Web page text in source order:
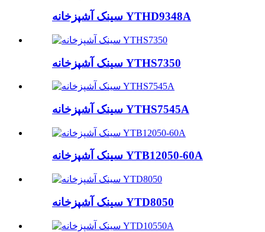
سینک آشپزخانه YTHD9348A
سینک آشپزخانه YTHS7350
سینک آشپزخانه YTHS7545A
سینک آشپزخانه YTB12050-60A
سینک آشپزخانه YTD8050